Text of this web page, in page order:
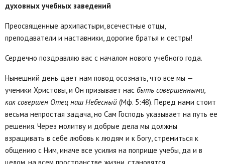
духовных учебных заведений
Преосвященные архипастыри, всечестные отцы,
преподаватели и наставники, дорогие братья и сестры!
Сердечно поздравляю вас с началом нового учебного года.
Нынешний день дает нам повод осознать, что все мы —
ученики Христовы, и Он призывает нас быть совершенными,
как совершен Отец наш Небесный (Мф. 5:48). Перед нами стоит
весьма непростая задача, но Сам Господь указывает на путь ее
решения. Через молитву и добрые дела мы должны
взращивать в себе любовь к людям и к Богу, стремиться к
общению с Ним, иначе все усилия на поприще учебы, да и в